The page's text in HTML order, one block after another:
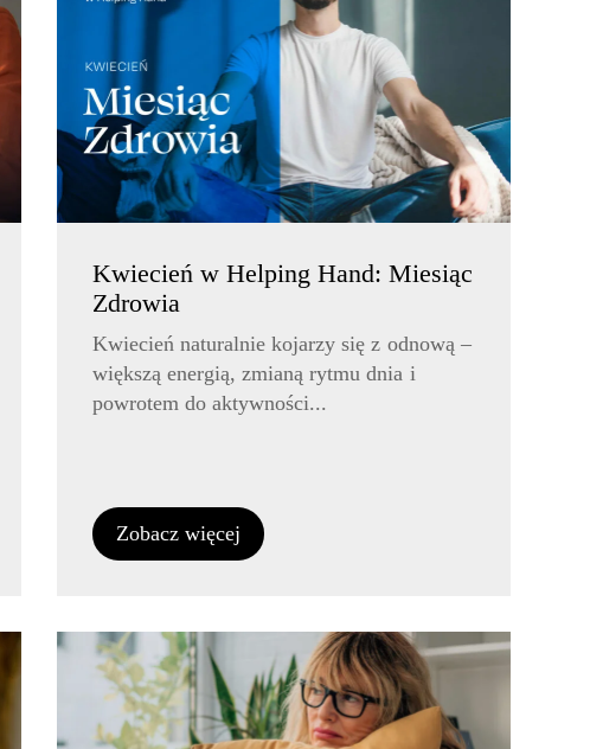
Kwiecień w Helping Hand: Miesiąc
Zdrowia
Kwiecień naturalnie kojarzy się z odnową –
większą energią, zmianą rytmu dnia i
powrotem do aktywności...
Zobacz więcej